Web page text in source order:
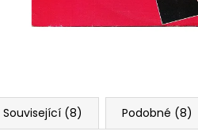
Související (8) Podobné (8)